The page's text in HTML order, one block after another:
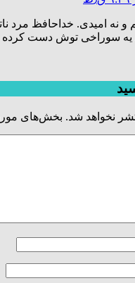
و نه امیدی. خداحافظ مرد
یه سوراخی توش دست کرده
نخواهد شد. بخش‌های